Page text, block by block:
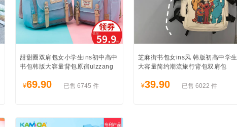
甜甜圈双肩包女小学生ins初中高中
书包韩版大容量背包原宿ulzzang
¥69.90 已售 6745 件
芝麻街书包女ins风 韩版初高中学生
大容量简约潮流旅行背包双肩包
¥39.90 已售 6022 件